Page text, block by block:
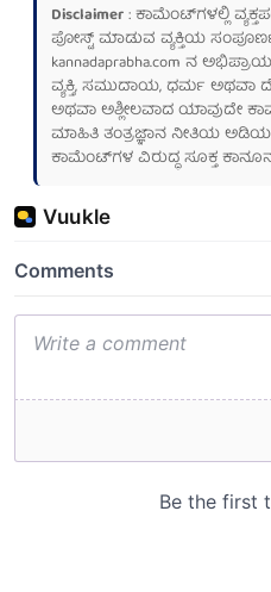
Disclaimer: ಕಾಮೆಂಟ್‌ಗಳಲ್ಲಿ
ಪೋಸ್ಟ್ ಮಾಡುವ ವ್ಯಕ್ತಿಯ
kannadaprabha.com ನ
ವ್ಯಕ್ತಿ, ಸಮುದಾಯ, ಧರ್ಮ ಅಥವಾ
ಅಥವಾ ಅಶ್ಲೀಲವಾದ ಯಾವುದೇ
ಮಾಹಿತಿ ತಂತ್ರಜ್ಞಾನ ನೀತಿಯ
ಕಾಮೆಂಟ್‌ಗಳ ವಿರುದ್ಧ ಸೂಕ್ತ